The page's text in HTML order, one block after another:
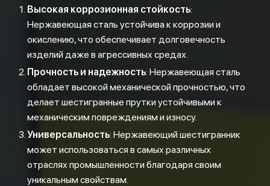
Высокая коррозионная стойкость:
Нержавеющая сталь устойчива к коррозии и
окислению, что обеспечивает долговечность
изделий даже в агрессивных средах.
Прочность и надежность: Нержавеющая сталь
обладает высокой механической прочностью, что
делает шестигранные прутки устойчивыми к
механическим повреждениям и износу.
Универсальность: Нержавеющий шестигранник
может использоваться в самых различных
отраслях промышленности благодаря своим
уникальным свойствам.